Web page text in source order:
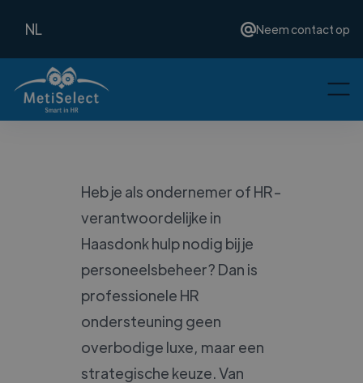
NL Neem contact op
Heb je als ondernemer of HR-
verantwoordelijke in
Haasdonk hulp nodig bij je
personeelsbeheer? Dan is
professionele HR
ondersteuning geen
overbodige luxe, maar een
strategische keuze. Van